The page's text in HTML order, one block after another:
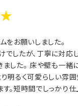
をお願いしました。
でしたが、丁寧に対応
ました。 床や壁も一緒
り明るく可愛らしい雰
す。短時間でしっかり